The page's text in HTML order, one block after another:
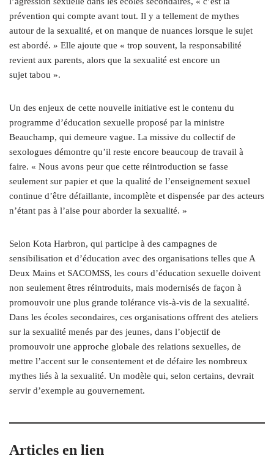
prévention qui compte avant tout. Il y a tellement de mythes
autour de la sexualité, et on manque de nuances lorsque le sujet
est abordé. » Elle ajoute que « trop souvent, la responsabilité
revient aux parents, alors que la sexualité est encore un
sujet tabou ».
Un des enjeux de cette nouvelle initiative est le contenu du
programme d’éducation sexuelle proposé par la ministre
Beauchamp, qui demeure vague. La missive du collectif de
sexologues démontre qu’il reste encore beaucoup de travail à
faire. « Nous avons peur que cette réintroduction se fasse
seulement sur papier et que la qualité de l’enseignement sexuel
continue d’être défaillante, incomplète et dispensée par des acteurs
n’étant pas à l’aise pour aborder la sexualité. »
Selon Kota Harbron, qui participe à des campagnes de
sensibilisation et d’éducation avec des organisations telles que A
Deux Mains et SACOMSS, les cours d’éducation sexuelle doivent
non seulement êtres réintroduits, mais modernisés de façon à
promouvoir une plus grande tolérance vis-à-vis de la sexualité.
Dans les écoles secondaires, ces organisations offrent des ateliers
sur la sexualité menés par des jeunes, dans l’objectif de
promouvoir une approche globale des relations sexuelles, de
mettre l’accent sur le consentement et de défaire les nombreux
mythes liés à la sexualité. Un modèle qui, selon certains, devrait
servir d’exemple au gouvernement.
Articles en lien